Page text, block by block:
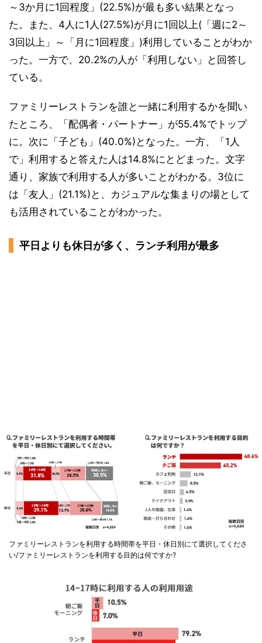
～3か月に1回程度」(22.5%)が最も多い結果となっ
た。また、4人に1人(27.5%)が月に1回以上(「週に2～
3回以上」～「月に1回程度」)利用していることがわか
った。一方で、20.2%の人が「利用しない」と回答し
ている。
ファミリーレストランを誰と一緒に利用するかを聞い
たところ、「配偶者・パートナー」が55.4%でトップ
に。次に「子ども」(40.0%)となった。一方、「1人
で」利用すると答えた人は14.8%にとどまった。文字
通り、家族で利用する人が多いことがわかる。3位に
は「友人」(21.1%)と、カジュアルな集まりの場として
も活用されていることがわかった。
平日よりも休日が多く、ランチ利用が最多
ファミリーレストランを利用する時間帯を平日・休日別にて選択してくださ
い/ファミリーレストランを利用する目的は何ですか?